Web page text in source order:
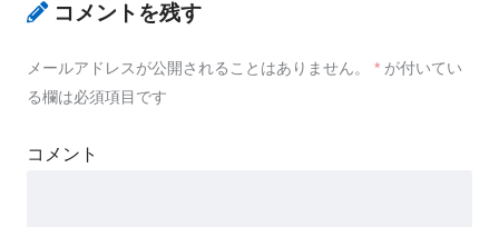
コメントを残す
メールアドレスが公開されることはありません。 * が付いてい
る欄は必須項目です
コメント